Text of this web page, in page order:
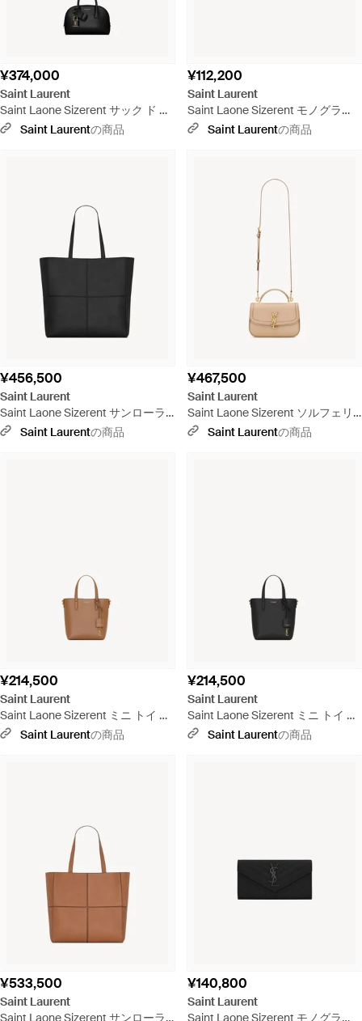
¥374,000
Saint Laurent
Saint Laone Sizerent サック ド ジ
ュール ボストン ミニ（サンローラ
Saint Laurentの商品
¥112,200
Saint Laurent
Saint Laone Sizerent モノグラ
ム・サンローラン ポーチ（ブラッ
Saint Laurentの商品
¥456,500
Saint Laurent
Saint Laone Sizerent サンローラ
ン パリ 4 カレ トート（レザー） -
Saint Laurentの商品
¥467,500
Saint Laurent
Saint Laone Sizerent ソルフェリ
ーノ ミニトップハンドル（ボック
Saint Laurentの商品
¥214,500
Saint Laurent
Saint Laone Sizerent ミニ トイ シ
ョッピング（Saint Laone Sizerent
Saint Laurentの商品
¥214,500
Saint Laurent
Saint Laone Sizerent ミニ トイ シ
ョッピング（Saint Laone Sizerent
Saint Laurentの商品
¥533,500
Saint Laurent
Saint Laone Sizerent サンローラ
¥140,800
Saint Laurent
Saint Laone Sizerent モノグラ